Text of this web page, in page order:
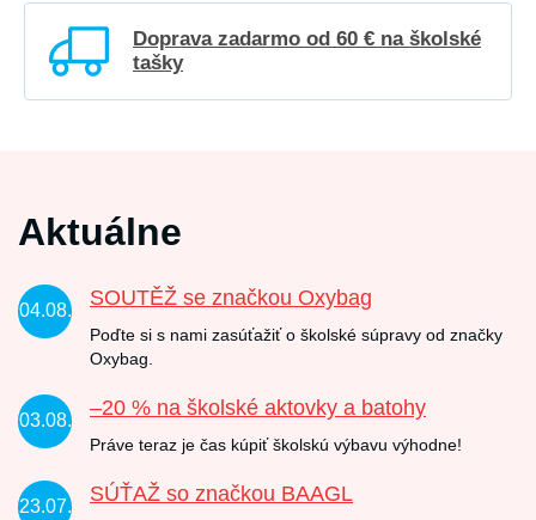
Doprava zadarmo od 60 € na školské
tašky
Aktuálne
04.08.
SOUTĚŽ se značkou Oxybag
Poďte si s nami zasúťažiť o školské súpravy od značky
Oxybag.
03.08.
–20 % na školské aktovky a batohy
Práve teraz je čas kúpiť školskú výbavu výhodne!
23.07.
SÚŤAŽ so značkou BAAGL